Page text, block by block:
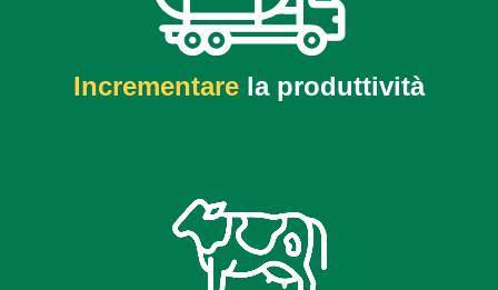
Incrementare la produttività